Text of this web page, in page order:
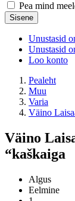
Pea mind
Sisene
Unustasid
Unustasid
Loo konto
Pealeht
Muu
Varia
Väino
Väino
“kaškaiga
Algus
Eelmine